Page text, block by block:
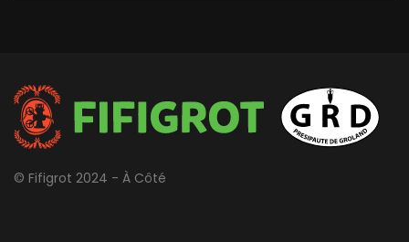
© Fifigrot 2024 - À Côté